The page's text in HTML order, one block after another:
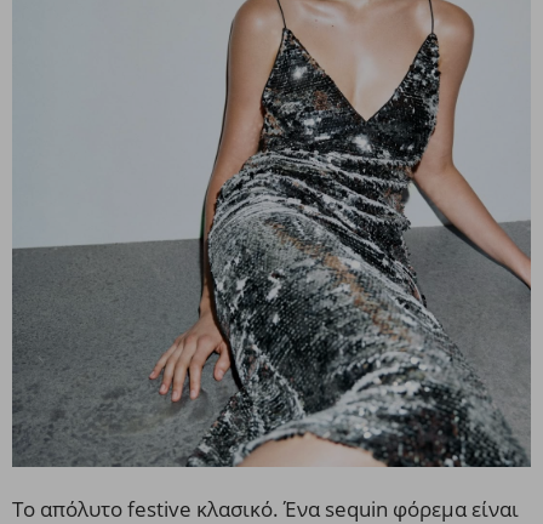
Το απόλυτο festive κλασικό. Ένα sequin φόρεμα είναι